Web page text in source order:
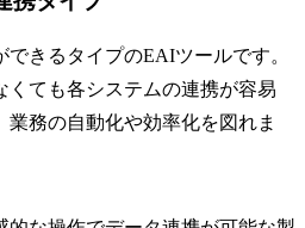
きるタイプのEAIツールです。
くても各システムの連携が容易
務の自動化や効率化を図れま